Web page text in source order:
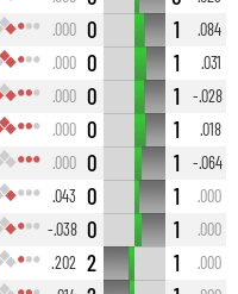
.000 0 1
.084
.000 0 1
.031
.000 0 1
-.028
.000 0 1
.018
.000 0 1
-.064
.043 0 1
.000
-.038 0 1
.000
.202 2 1
.000